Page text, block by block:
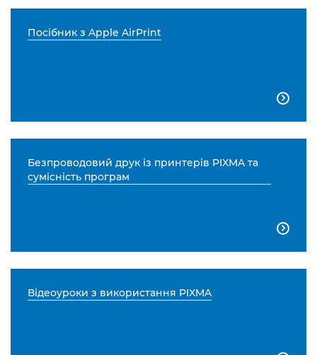
Посібник з Apple AirPrint

Безпроводовий друк із принтерів PIXMA та
сумісність програм

Відеоуроки з використання PIXMA